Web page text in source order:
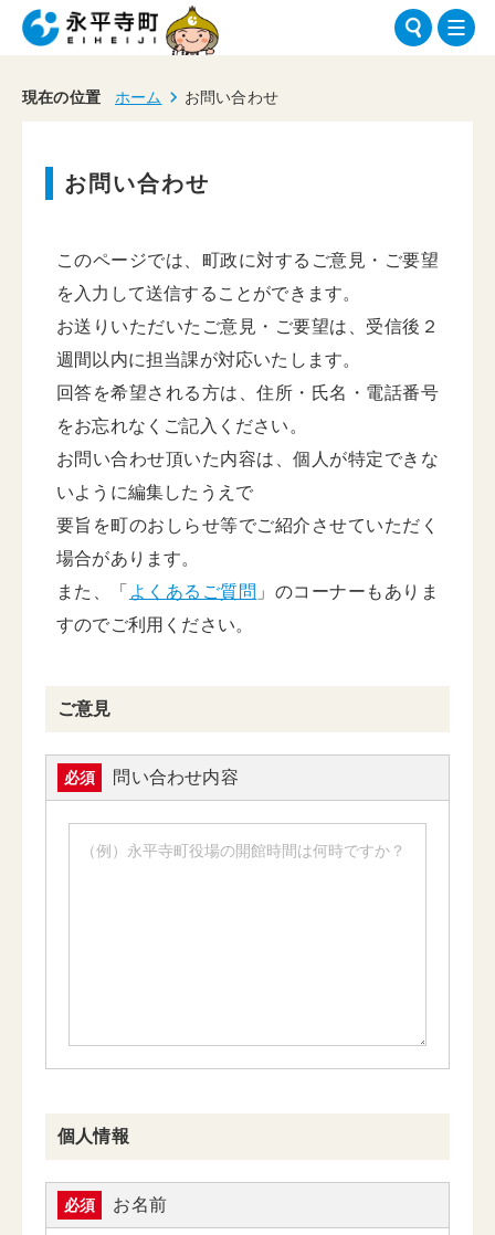
現在の位置 ホーム お問い合わせ
お問い合わせ
このページでは、町政に対するご意見・ご要望
を入力して送信することができます。
お送りいただいたご意見・ご要望は、受信後２
週間以内に担当課が対応いたします。
回答を希望される方は、住所・氏名・電話番号
をお忘れなくご記入ください。
お問い合わせ頂いた内容は、個人が特定できな
いように編集したうえで
要旨を町のおしらせ等でご紹介させていただく
場合があります。
また、「 よくあるご質問 」のコーナーもありま
すのでご利用ください。
ご意見
必須 問い合わせ内容
個人情報
必須 お名前